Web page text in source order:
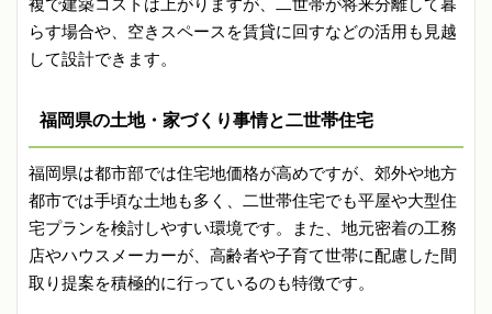
らす場合や、空きスペースを賃貸に回すなどの活用も見越
して設計できます。
福岡県の土地・家づくり事情と二世帯住宅
福岡県は都市部では住宅地価格が高めですが、郊外や地方
都市では手頃な土地も多く、二世帯住宅でも平屋や大型住
宅プランを検討しやすい環境です。また、地元密着の工務
店やハウスメーカーが、高齢者や子育て世帯に配慮した間
取り提案を積極的に行っているのも特徴です。